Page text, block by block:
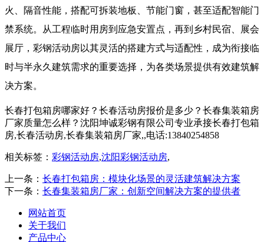
火、隔音性能，搭配可拆装地板、节能门窗，甚至适配智能门
禁系统。从工程临时用房到应急安置点，再到乡村民宿、展会
展厅，彩钢活动房以其灵活的搭建方式与适配性，成为衔接临
时与半永久建筑需求的重要选择，为各类场景提供有效建筑解
决方案。
长春打包箱房哪家好？长春活动房报价是多少？长春集装箱房
厂家质量怎么样？沈阳坤诚彩钢有限公司专业承接长春打包箱
房,长春活动房,长春集装箱房厂家,,电话:13840254858
相关标签： 彩钢活动房,沈阳彩钢活动房,
上一条： 长春打包箱房：模块化场景的灵活建筑解决方案
下一条： 长春集装箱房厂家：创新空间解决方案的提供者
网站首页
关于我们
产品中心